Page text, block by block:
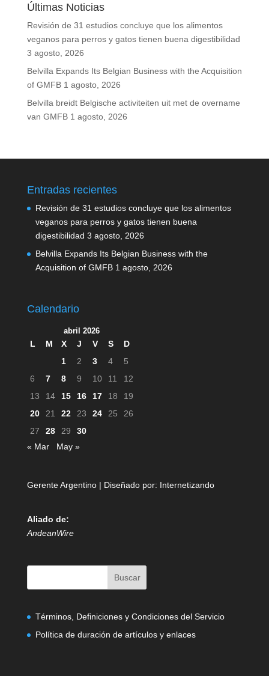
Últimas Noticias
Revisión de 31 estudios concluye que los alimentos
veganos para perros y gatos tienen buena digestibilidad
3 agosto, 2026
Belvilla Expands Its Belgian Business with the Acquisition
of GMFB 1 agosto, 2026
Belvilla breidt Belgische activiteiten uit met de overname
van GMFB 1 agosto, 2026
Entradas recientes
Revisión de 31 estudios concluye que los alimentos
veganos para perros y gatos tienen buena
digestibilidad 3 agosto, 2026
Belvilla Expands Its Belgian Business with the
Acquisition of GMFB 1 agosto, 2026
Calendario
abril 2026
L M X J V S
D
1
2 3 4
5
6
7 8 9 10 11
12
13
14 15 16 17 18
19
20
21 22 23 24 25
26
27
28 29
30
« Mar
May »
Gerente Argentino | Diseñado por: Internetizando
Aliado de:
AndeanWire
Términos, Definiciones y Condiciones del Servicio
Política de duración de artículos y enlaces